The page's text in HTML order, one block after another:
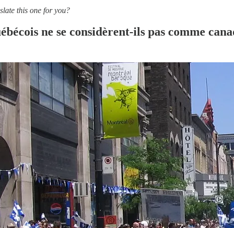
this one for you?
ne se considèrent-ils pas comme